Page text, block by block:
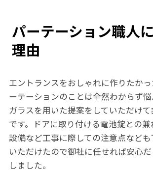
パーテーション職人
理由
エントランスをおしゃれに作りたか
ーテーションのことは全然わからず
ガラスを用いた提案をしていただけ
です。ドアに取り付ける電池錠との
設備など工事に際しての注意点など
いただけたので御社に任せれば安心
しました。